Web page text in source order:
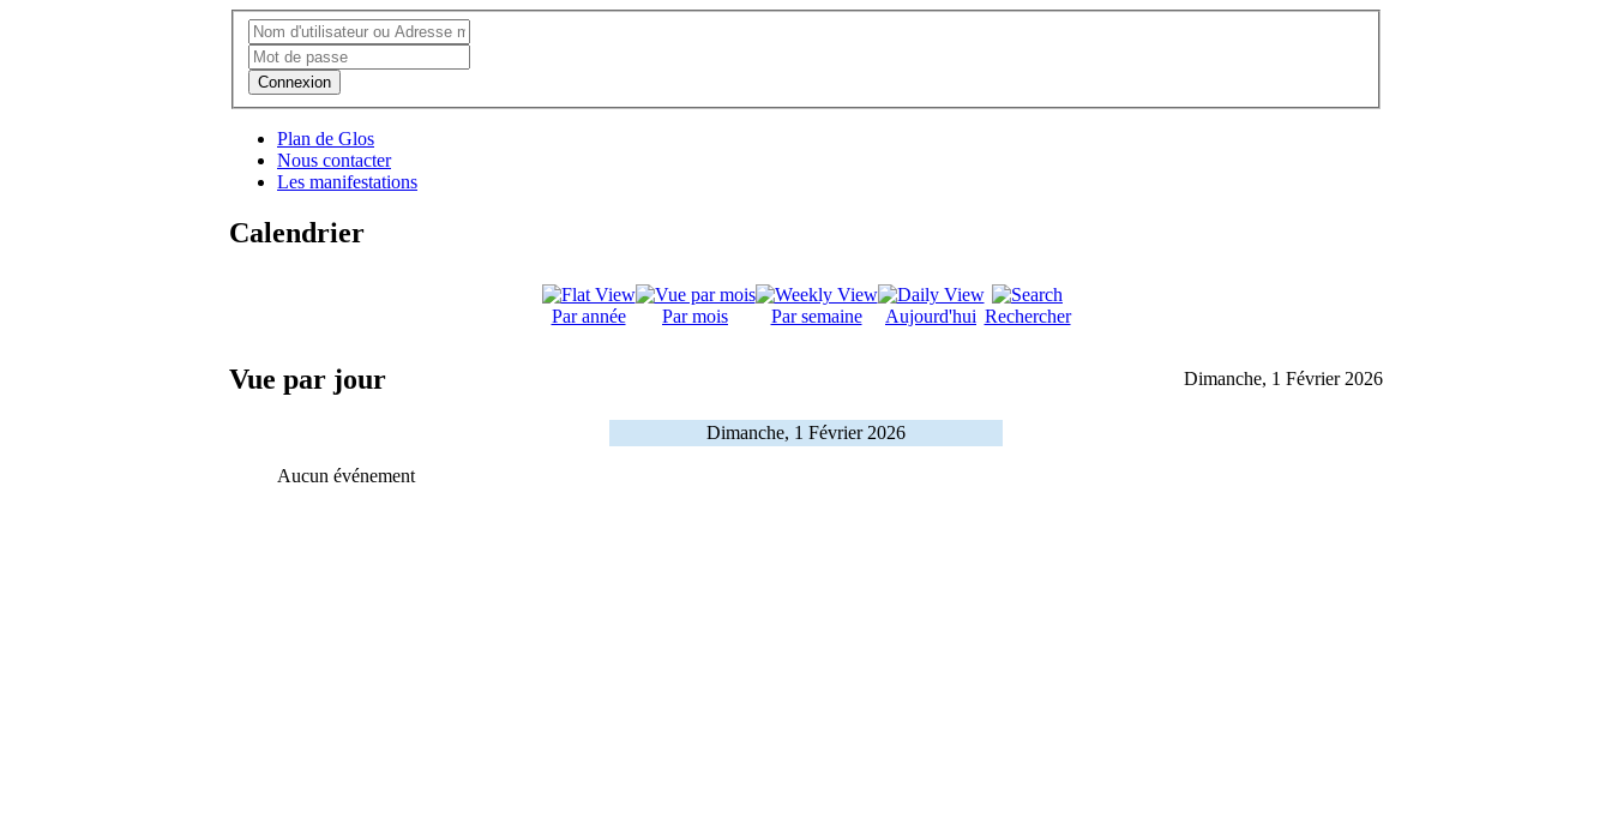
Connexion
Plan de Glos
Nous contacter
Les manifestations
Calendrier
Par année Par mois Par semaine Aujourd'hui Rechercher
Vue par jour Dimanche, 1 Février 2026
Dimanche, 1 Février 2026
Aucun événement